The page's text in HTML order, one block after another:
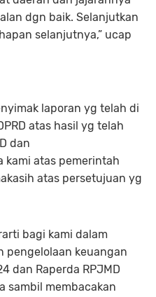
dgn baik. Selanjutkan
selanjutnya,” ucap
laporan yg telah di
atas hasil yg telah
dan
kami atas pemerintah
atas persetujuan yg
bagi kami dalam
pengelolaan keuangan
dan Raperda RPJMD
sambil membacakan